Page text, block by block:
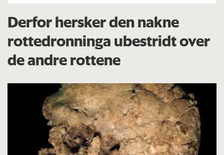
Derfor hersker den nakne
rottedronninga ubestridt over
de andre rottene